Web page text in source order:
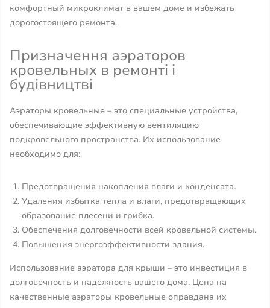
комфортный микроклимат в вашем доме и избежать
дорогостоящего ремонта.
Призначення аэраторов
кровельных в ремонті і
будівництві
Аэраторы кровельные – это специальные устройства,
обеспечивающие эффективную вентиляцию
подкровельного пространства. Их использование
необходимо для:
Предотвращения накопления влаги и конденсата.
Удаления избытка тепла и влаги, предотвращающих
образование плесени и грибка.
Обеспечения долговечности всей кровельной системы.
Повышения энергоэффективности здания.
Использование аэратора для крыши – это инвестиция в
долговечность и надежность вашего дома. Цена на
качественные аэраторы кровельные оправдана их